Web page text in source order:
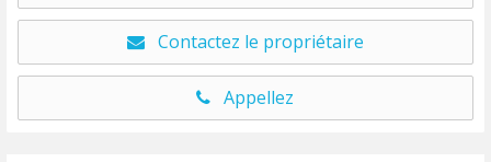
Contactez le propriétaire
Appellez